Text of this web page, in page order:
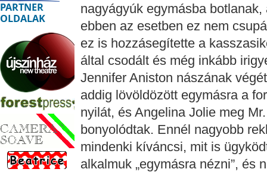
nagyágyúk egymásba
ebben az esetben ez nem
ez is hozzásegítette a
által csodált és még inkább
Jennifer Aniston nászának
addig lövöldözött egymásra a
nyilát, és Angelina Jolie meg
bonyolódtak. Ennél nagyobb
mindenki kíváncsi, mit is
alkalmuk „egymásra nézni”, és
PARTNER
OLDALAK